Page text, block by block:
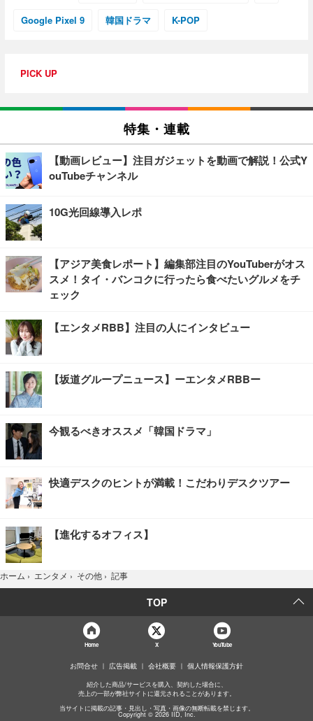
Google Pixel 9 韓国ドラマ K-POP
PICK UP
特集・連載
【動画レビュー】注目ガジェットを動画で解説！公式Y
ouTubeチャンネル
10G光回線導入レポ
【アジア美食レポート】編集部注目のYouTuberがオス
スメ！タイ・バンコクに行ったら食べたいグルメをチ
ェック
【エンタメRBB】注目の人にインタビュー
【坂道グループニュース】ーエンタメRBBー
今観るべきオススメ「韓国ドラマ」
快適デスクのヒントが満載！こだわりデスクツアー
【進化するオフィス】
ホーム › エンタメ › その他 › 記事
TOP
Home X YouTube
お問合せ 広告掲載 会社概要 個人情報保護方針
紹介した商品/サービスを購入、契約した場合に、
売上の一部が弊社サイトに還元されることがあります。
当サイトに掲載の記事・見出し・写真・画像の無断転載を禁じます。
Copyright © 2026 IID, Inc.